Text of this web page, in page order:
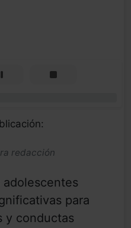
redacción
para
y conductas